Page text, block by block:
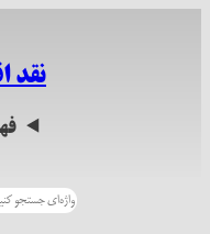
نقد